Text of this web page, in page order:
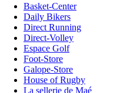
Basket-Center
Daily Bikers
Direct Running
Direct-Volley
Espace Golf
Foot-Store
Galope-Store
House of Rugby
La sellerie de Maé